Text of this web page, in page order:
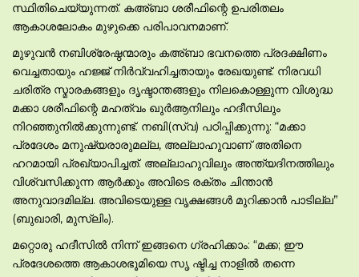
സ്ഥിതിചെയ്യുന്നത്. കഅ്ബാ ശരീഫിന്റെ ഉപരിതലം
ആകാശലോകം മുഴുക്കെ പരിപാവനമാണ്.
മുഴുവന്‍ നബിശ്രേഷ്ഠന്മാരും കഅ്ബാ ഭവനത്തെ പ്രദക്ഷിണം
വെച്ചതായും ഹജ്ജ് നിര്‍വ്വഹിച്ചതായും രേഖയുണ്ട്. നിരവധി
ചരിത്ര സ്മാരകങ്ങളും ദൃഷ്ടാന്തങ്ങളും നിലകൊള്ളുന്ന വിശുദ്ധ
മക്കാ ശരീഫിന്റെ മഹത്വം ഖുര്‍ആനിലും ഹദീസിലും
നിറഞ്ഞുനില്‍ക്കുന്നുണ്ട്. നബി(സ്വ) പഠിപ്പിക്കുന്നു: “മക്കാ
പ്രദേശം മനുഷ്യരാരുമല്ല, അല്ലാഹുവാണ് അതിനെ
ഹറമായി പ്രഖ്യാപിച്ചത്. അല്ലാഹുവിലും അന്ത്യദിനത്തിലും
വിശ്വസിക്കുന്ന ആര്‍ക്കും അവിടെ രക്തം ചിന്താന്‍
അനുവാദമില്ല. അവിടെയുള്ള വൃക്ഷങ്ങള്‍ മുറിക്കാന്‍ പാടില്ല”
(ബുഖാരി, മുസ്ലിം).
മറ്റൊരു ഹദീസില്‍ നിന്ന് ഇങ്ങനെ ഗ്രഹിക്കാം: “മക്ക; ഈ
പ്രദേശത്തെ ആകാശഭൂമിയെ സൃ ഷ്ടിച്ച നാളില്‍ തന്നെ